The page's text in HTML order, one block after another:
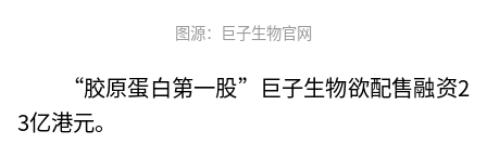
图源：巨子生物官网
“胶原蛋白第一股”巨子生物欲配售融资2
3亿港元。